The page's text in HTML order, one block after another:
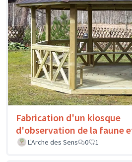
Fabrication d'un kiosque
d'observation de la faune
L'Arche des Sens
0 1